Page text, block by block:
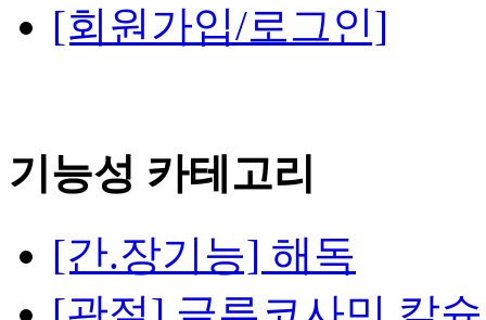
[회원가입/로그인]
기능성 카테고리
[간.장기능] 해독